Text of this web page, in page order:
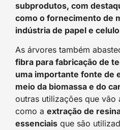
subprodutos, com
como o fornecimento de
indústria de papel e
As árvores também
fibra para fabricação de
uma importante fonte de
meio da biomassa e do
outras utilizações que vão
como a extração de
essenciais que são